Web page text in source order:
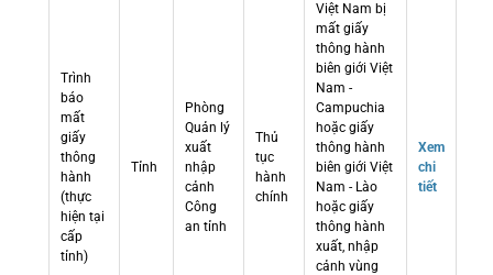
Trình
báo
mất
giấy
thông
hành
(thực
hiện tại
cấp
tỉnh)
Tỉnh
Phòng
Quản lý
xuất
nhập
cảnh
Công
an tỉnh
Thủ
tục
hành
chính
Việt Nam bị
mất giấy
thông hành
biên giới Việt
Nam -
Campuchia
hoặc giấy
thông hành
biên giới Việt
Nam - Lào
hoặc giấy
thông hành
xuất, nhập
cảnh vùng
Xem
chi
tiết